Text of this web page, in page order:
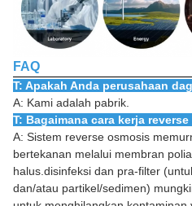
FAQ
T: Apakah Anda perusahaan
A: Kami adalah pabrik.
T: Bagaimana cara kerja
A: Sistem reverse osmosis
bertekanan melalui membran
halus.disinfeksi dan pra-filter
dan/atau partikel/sedimen)